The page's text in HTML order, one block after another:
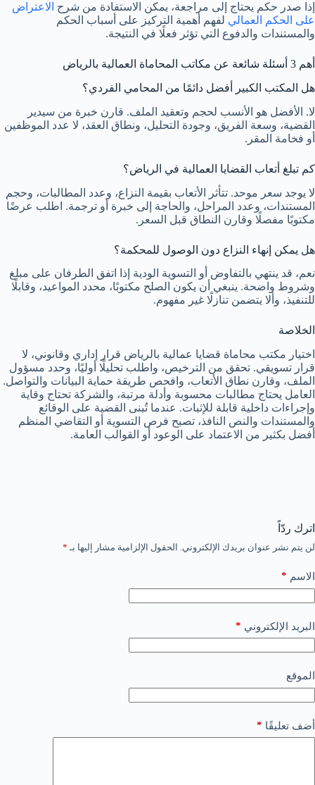
إذا صدر حكم يحتاج إلى مراجعة، يمكن الاستفادة من شرح الاعتراض
على الحكم العمالي لفهم أهمية التركيز على أسباب الحكم
والمستندات والدفوع التي تؤثر فعلًا في النتيجة.
أهم 3 أسئلة شائعة عن مكاتب المحاماة العمالية بالرياض
هل المكتب الكبير أفضل دائمًا من المحامي الفردي؟
لا. الأفضل هو الأنسب لحجم وتعقيد الملف. قارن خبرة من سيدير
القضية، وسعة الفريق، وجودة التحليل، ونطاق العقد، لا عدد الموظفين
أو فخامة المقر.
كم تبلغ أتعاب القضايا العمالية في الرياض؟
لا يوجد سعر موحد. تتأثر الأتعاب بقيمة النزاع، وعدد المطالبات، وحجم
المستندات، وعدد المراحل، والحاجة إلى خبرة أو ترجمة. اطلب عرضًا
مكتوبًا مفصلًا وقارن النطاق قبل السعر.
هل يمكن إنهاء النزاع دون الوصول للمحكمة؟
نعم، قد ينتهي بالتفاوض أو التسوية الودية إذا اتفق الطرفان على مبلغ
وشروط واضحة. ينبغي أن يكون الصلح مكتوبًا، محدد المواعيد، وقابلًا
للتنفيذ، وألا يتضمن تنازلًا غير مفهوم.
الخلاصة
اختيار مكتب محاماة قضايا عمالية بالرياض قرار إداري وقانوني، لا
قرار تسويقي. تحقق من الترخيص، واطلب تحليلًا أوليًا، وحدد مسؤول
الملف، وقارن نطاق الأتعاب، وافحص طريقة حماية البيانات والتواصل.
العامل يحتاج مطالبات محسوبة وأدلة مرتبة، والشركة تحتاج وقاية
وإجراءات داخلية قابلة للإثبات. عندما تُبنى القضية على الوقائع
والمستندات والنص النافذ، تصبح فرص التسوية أو التقاضي المنظم
أفضل بكثير من الاعتماد على الوعود أو القوالب العامة.
اترك ردّاً
لن يتم نشر عنوان بريدك الإلكتروني. الحقول الإلزامية مشار إليها بـ *
الاسم *
البريد الإلكتروني *
الموقع
أضف تعليقًا *